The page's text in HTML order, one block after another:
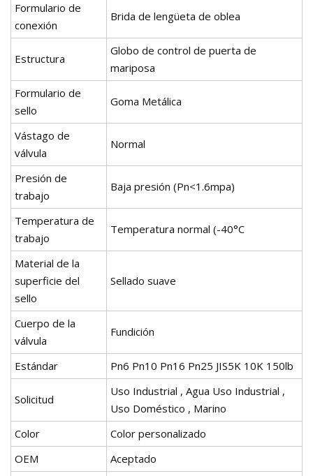
Formulario de
conexión
Brida de lengüeta de oblea
Estructura
Globo de control de puerta de
mariposa
Formulario de
sello
Goma Metálica
Vástago de
válvula
Normal
Presión de
trabajo
Baja presión (Pn<1.6mpa)
Temperatura de
trabajo
Temperatura normal (-40°C
Material de la
superficie del
sello
Sellado suave
Cuerpo de la
válvula
Fundición
Estándar Pn6 Pn10 Pn16 Pn25 JIS5K 10K 150lb
Solicitud
Uso Industrial , Agua Uso Industrial ,
Uso Doméstico , Marino
Color
Color personalizado
OEM
Aceptado